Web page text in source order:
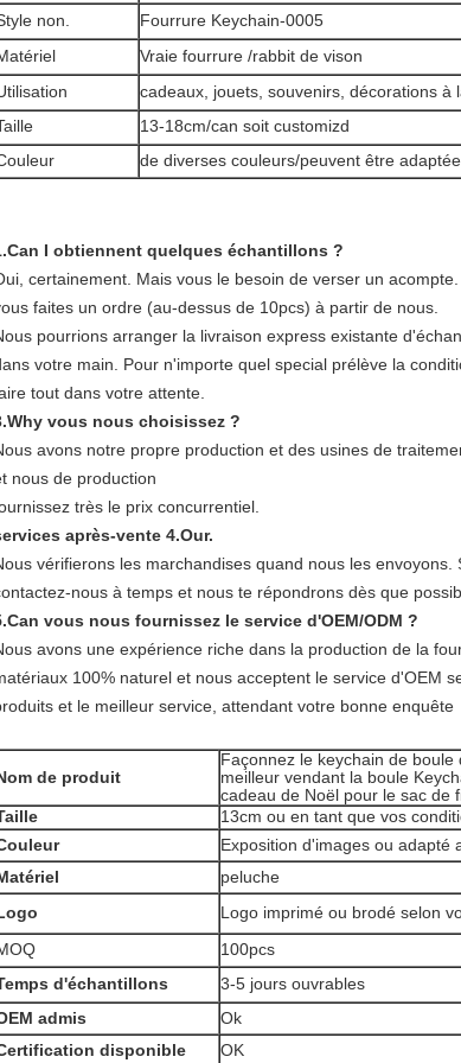
non.
Fourrure Keychain-0005
Vraie fourrure /rabbit de vison
cadeaux, jouets, souvenirs, décorations à
13-18cm/can soit customizd
de diverses couleurs/peuvent être
I obtiennent quelques échantillons ?
certainement. Mais vous le besoin de verser un acompte.
faites un ordre (au-dessus de 10pcs) à partir de nous.
pourrions arranger la livraison express existante
votre main. Pour n'importe quel special prélève la
tout dans votre attente.
vous nous choisissez ?
avons notre propre production et des usines de
nous de production
très le prix concurrentiel.
après-vente 4.Our.
vérifierons les marchandises quand nous les
nous à temps et nous te répondrons dès que
vous nous fournissez le service d'OEM/ODM ?
avons une expérience riche dans la production de la
100% naturel et nous acceptent le service d'OEM
et le meilleur service, attendant votre bonne enquête
de produit
Façonnez le keychain de
meilleur vendant la boule
cadeau de Noël pour le sac de
13cm ou en tant que vos
Exposition d'images ou adapté
peluche
Logo imprimé ou brodé selon
100pcs
d'échantillons
3-5 jours ouvrables
admis
Ok
disponible
OK